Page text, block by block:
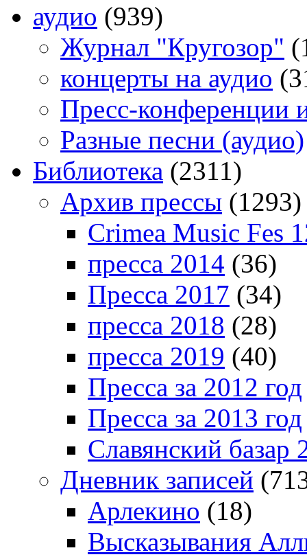
аудио (939)
Журнал "Кругозор"
концерты на аудио
Пресс-конференции
Разные песни (аудио)
Библиотека (2311)
Архив прессы (1293)
Crimea Music Fes
пресса 2014 (36)
Пресса 2017 (34)
пресса 2018 (28)
пресса 2019 (40)
Пресса за 2012 год
Пресса за 2013 год
Славянский базар
Дневник записей
Арлекино (18)
Высказывания